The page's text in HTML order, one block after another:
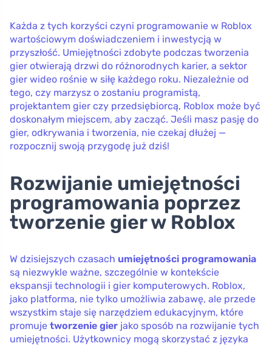
Każda z tych korzyści czyni programowanie w Roblox
wartościowym doświadczeniem i inwestycją w
przyszłość. Umiejętności zdobyte podczas tworzenia
gier otwierają drzwi do różnorodnych karier, a sektor
gier wideo rośnie w siłę każdego roku. Niezależnie od
tego, czy marzysz o zostaniu programistą,
projektantem gier czy przedsiębiorcą, Roblox może być
doskonałym miejscem, aby zacząć. Jeśli masz pasję do
gier, odkrywania i tworzenia, nie czekaj dłużej —
rozpocznij swoją przygodę już dziś!
Rozwijanie umiejętności
programowania poprzez
tworzenie gier w Roblox
W dzisiejszych czasach umiejętności programowania
są niezwykle ważne, szczególnie w kontekście
ekspansji technologii i gier komputerowych. Roblox,
jako platforma, nie tylko umożliwia zabawę, ale przede
wszystkim staje się narzędziem edukacyjnym, które
promuje tworzenie gier jako sposób na rozwijanie tych
umiejętności. Użytkownicy mogą skorzystać z języka